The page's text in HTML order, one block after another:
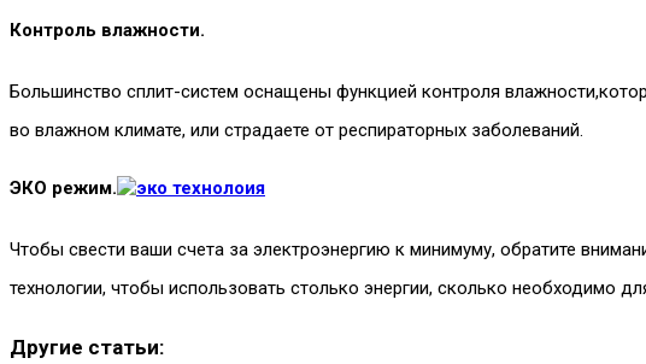
Контроль влажности.
Большинство сплит-систем оснащены функцией контроля
во влажном климате, или страдаете от респираторных заболеваний.
ЭКО режим.
Чтобы свести ваши счета за электроэнергию к минимуму, обратите
технологии, чтобы использовать столько энергии, сколько необходимо
Другие статьи: